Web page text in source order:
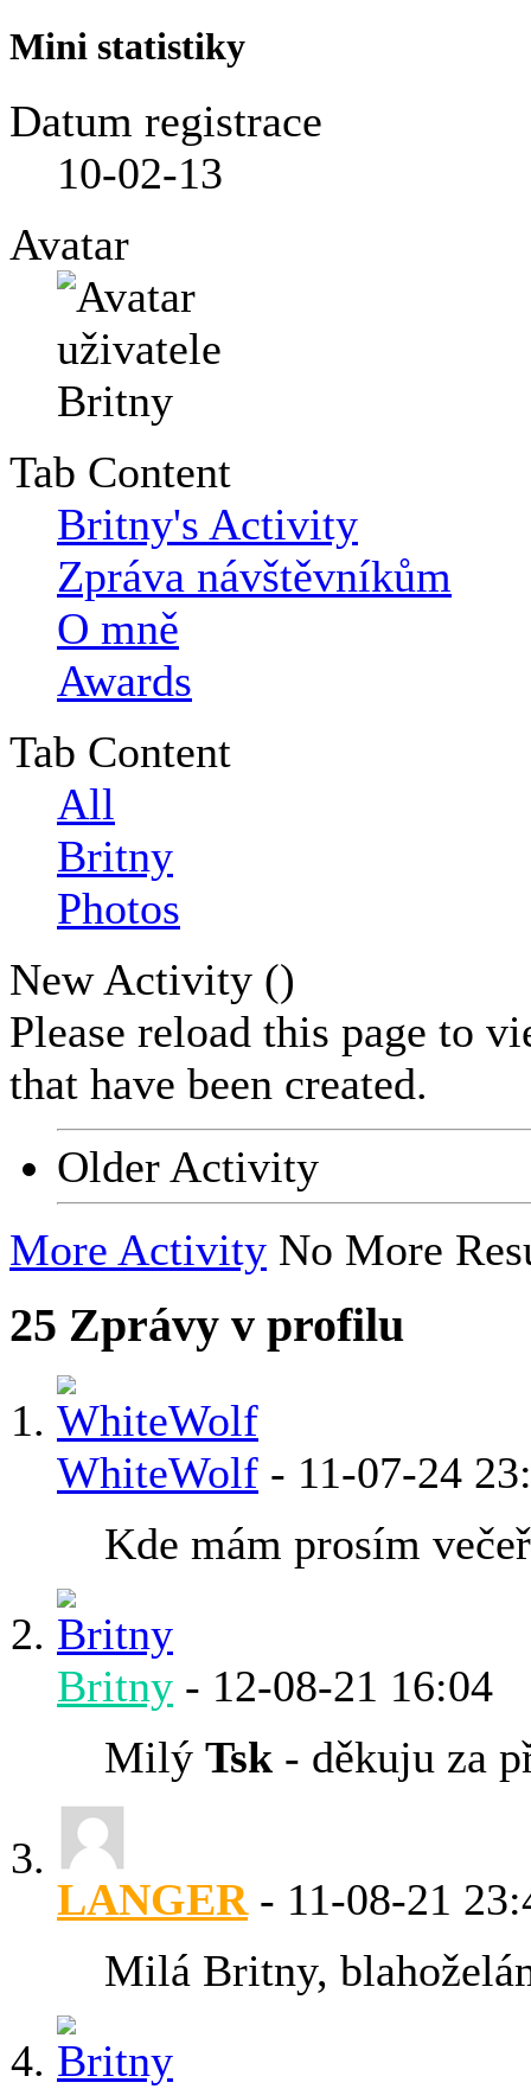
Mini statistiky
Datum registrace
10-02-13
Avatar
Tab Content
Britny's Activity
Zpráva návštěvníkům
O mně
Awards
Tab Content
All
Britny
Photos
New Activity ()
Please reload this page to
that have been created.
Older Activity
More Activity No More
25 Zprávy v profilu
WhiteWolf - 11-07-24
Kde mám prosím
Britny - 12-08-21 16:04
Milý Tsk - děkuju za
LANGER- 11-08-21
Milá Britny,